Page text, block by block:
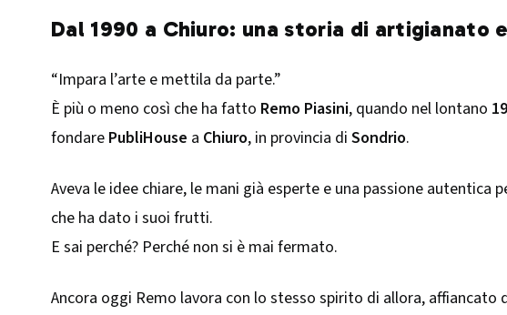
Dal 1990 a Chiuro: una storia di artigianato
“Impara l’arte e mettila da parte.”
È più o meno così che ha fatto Remo Piasini, quando nel lontano
fondare PubliHouse a Chiuro, in provincia di Sondrio.
Aveva le idee chiare, le mani già esperte e una passione
che ha dato i suoi frutti.
E sai perché? Perché non si è mai fermato.
Ancora oggi Remo lavora con lo stesso spirito di allora, affiancato